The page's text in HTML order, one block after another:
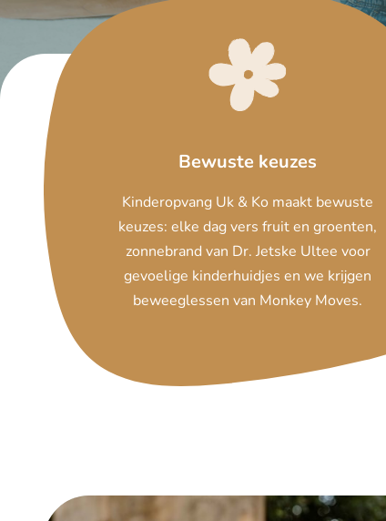
Bewuste keuzes
Kinderopvang Uk & Ko maakt bewuste
keuzes: elke dag vers fruit en groenten,
zonnebrand van Dr. Jetske Ultee voor
gevoelige kinderhuidjes en we krijgen
beweeglessen van Monkey Moves.